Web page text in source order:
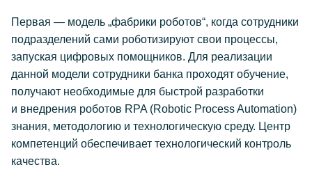
Первая — модель „фабрики роботов“, когда сотрудники
подразделений сами роботизируют свои процессы,
запуская цифровых помощников. Для реализации
данной модели сотрудники банка проходят обучение,
получают необходимые для быстрой разработки
и внедрения роботов RPA (Robotic Process Automation)
знания, методологию и технологическую среду. Центр
компетенций обеспечивает технологический контроль
качества.